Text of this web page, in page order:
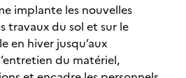
implante les nouvelles
travaux du sol et sur le
en hiver jusqu’aux
du matériel,